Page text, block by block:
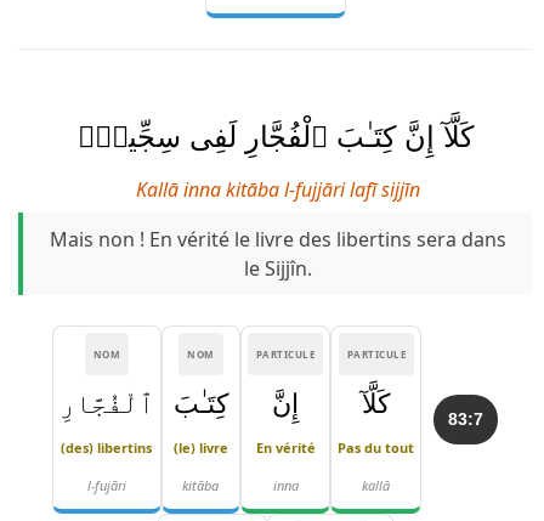
كَلَّآ إِنَّ كِتَـٰبَ ٱلْفُجَّارِ لَفِى سِجِّينٍۢ
Kallā inna kitāba l-fujjāri lafī sijjīn
Mais non ! En vérité le livre des libertins sera dans
le Sijjîn.
83:7
PARTICULE
كَلَّآ
Pas du tout
kallā
PARTICULE
إِنَّ
En vérité
inna
NOM
كِتَـٰبَ
(le) livre
kitāba
NOM
ٱلْفُجَّارِ
(des) libertins
l-fujāri